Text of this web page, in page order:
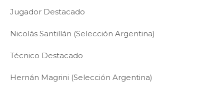
Jugador Destacado
Nicolás Santillán (Selección Argentina)
Técnico Destacado
Hernán Magrini (Selección Argentina)